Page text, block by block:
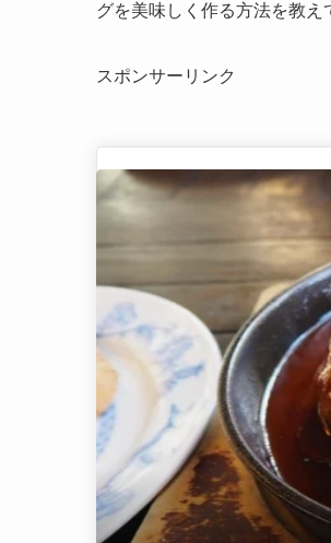
グを美味しく作る方法を教え
スポンサーリンク